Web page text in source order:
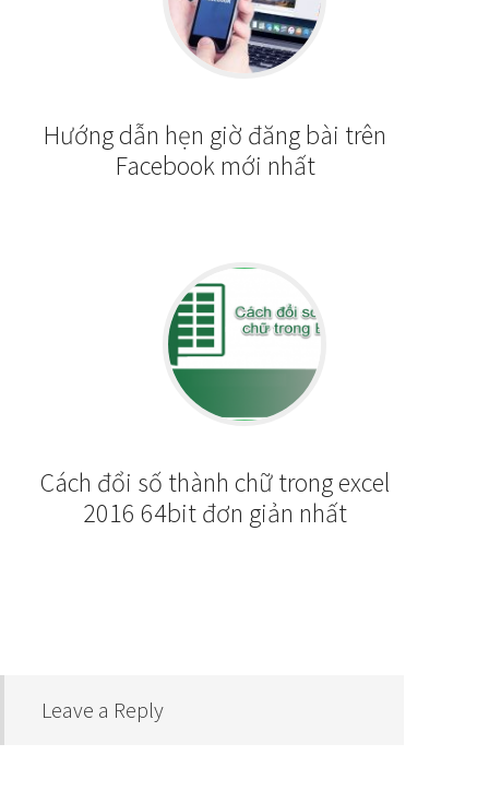
Hướng dẫn hẹn giờ đăng bài trên
Facebook mới nhất
Cách đổi số thành chữ trong excel
2016 64bit đơn giản nhất
Leave a Reply